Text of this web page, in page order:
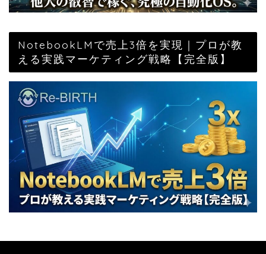
NotebookLMで売上3倍を実現｜プロが教
える実践マーケティング戦略【完全版】